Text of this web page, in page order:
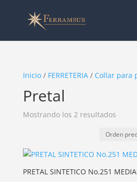
Inicio/ FERRETERIA/ Collar para
Pretal
Mostrando los 2 resultados
PRETAL SINTETICO No.251